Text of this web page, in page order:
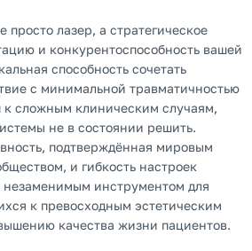
просто лазер, а стратегическое
и конкурентоспособность вашей
способность сочетать
с минимальной травматичностью
к сложным клиническим случаям,
не в состоянии решить.
подтверждённая мировым
и гибкость настроек
незаменимым инструментом для
к превосходным эстетическим
качества жизни пациентов.